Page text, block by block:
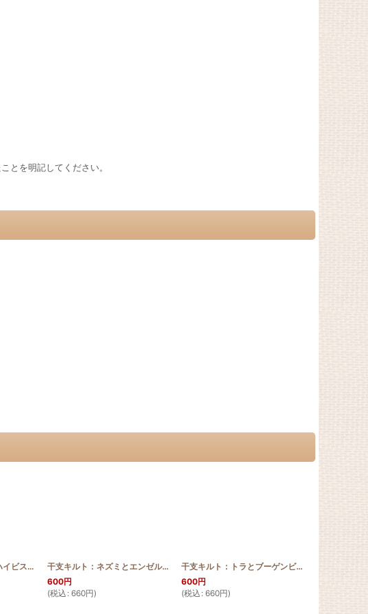
を明記してください。
]
[SGQ_2019_INO_Pattern]
干支キルト：ひつじとハイビスカス ステンドグラスキルトタペストリー30_40_Pattern [ SGQ_2014_sheep_Pattern
干支キルト：ネズミとエンゼルストランペット ステンドグラスキルトタペストリー30_40 Pattern
600円
(税込 : 660円)
干支キルト：トラとブーゲンビリア ステンドグラスキルトタペストリー30_40 Pattern
600円
(税込 : 660円)